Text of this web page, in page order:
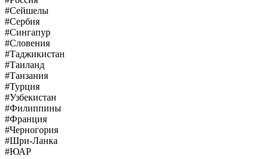
#Сейшелы
#Сербия
#Сингапур
#Словения
#Таджикистан
#Таиланд
#Танзания
#Турция
#Узбекистан
#Филиппины
#Франция
#Черногория
#Шри-Ланка
#ЮАР